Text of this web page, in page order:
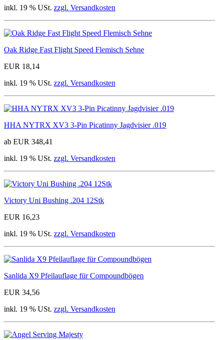
inkl. 19 % USt. zzgl. Versandkosten
Oak Ridge Fast Flight Speed Flemisch Sehne
EUR 18,14
inkl. 19 % USt. zzgl. Versandkosten
HHA NYTRX XV3 3-Pin Picatinny Jagdvisier .019
ab EUR 348,41
inkl. 19 % USt. zzgl. Versandkosten
Victory Uni Bushing .204 12Stk
EUR 16,23
inkl. 19 % USt. zzgl. Versandkosten
Sanlida X9 Pfeilauflage für Compoundbögen
EUR 34,56
inkl. 19 % USt. zzgl. Versandkosten